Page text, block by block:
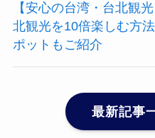
【安心の台湾・台北観
北観光を10倍楽しむ方
ポットもご紹介
最新記事